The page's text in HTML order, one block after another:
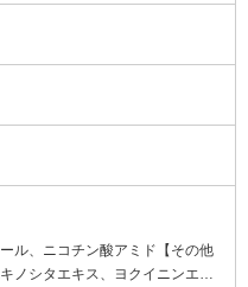
ル、ニコチン酸アミド【その他
ノシタエキス、ヨクイニンエキ